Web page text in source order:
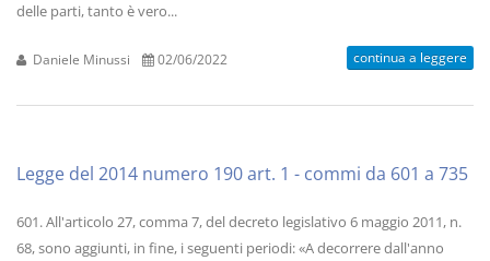
delle parti, tanto è vero...
Daniele Minussi 02/06/2022 continua a leggere
Legge del 2014 numero 190 art. 1 - commi da 601 a 735
601. All'articolo 27, comma 7, del decreto legislativo 6 maggio 2011, n.
68, sono aggiunti, in fine, i seguenti periodi: «A decorrere dall'anno